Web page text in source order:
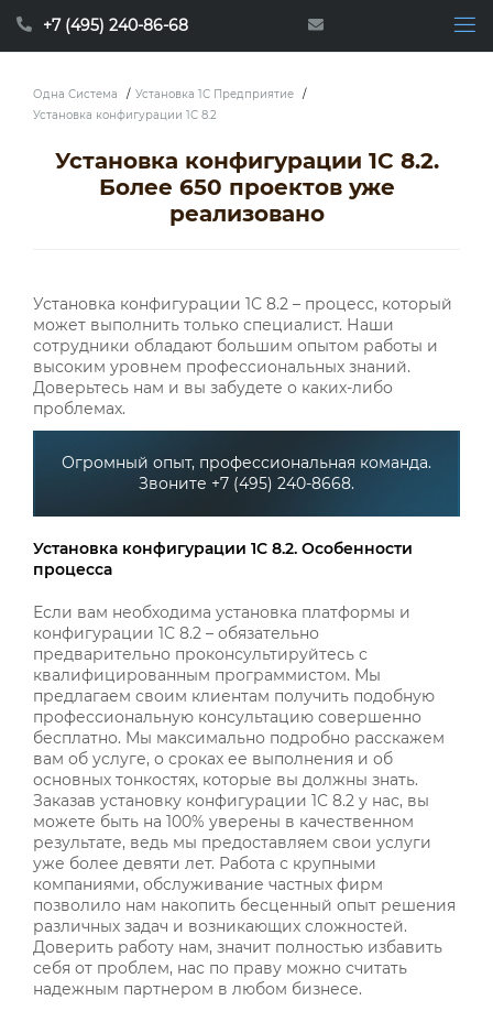
+7 (495) 240-86-68
Одна Система / Установка 1С Предприятие
/
Установка конфигурации 1С 8.2
Установка конфигурации 1С 8.2.
Более 650 проектов уже
реализовано
Установка конфигурации 1С 8.2 – процесс, который
может выполнить только специалист. Наши
сотрудники обладают большим опытом работы и
высоким уровнем профессиональных знаний.
Доверьтесь нам и вы забудете о каких-либо
проблемах.
Огромный опыт, профессиональная команда.
Звоните +7 (495) 240-8668.
Установка конфигурации 1С 8.2. Особенности
процесса
Если вам необходима установка платформы и
конфигурации 1С 8.2 – обязательно
предварительно проконсультируйтесь с
квалифицированным программистом. Мы
предлагаем своим клиентам получить подобную
профессиональную консультацию совершенно
бесплатно. Мы максимально подробно расскажем
вам об услуге, о сроках ее выполнения и об
основных тонкостях, которые вы должны знать.
Заказав установку конфигурации 1С 8.2 у нас, вы
можете быть на 100% уверены в качественном
результате, ведь мы предоставляем свои услуги
уже более девяти лет. Работа с крупными
компаниями, обслуживание частных фирм
позволило нам накопить бесценный опыт решения
различных задач и возникающих сложностей.
Доверить работу нам, значит полностью избавить
себя от проблем, нас по праву можно считать
надежным партнером в любом бизнесе.